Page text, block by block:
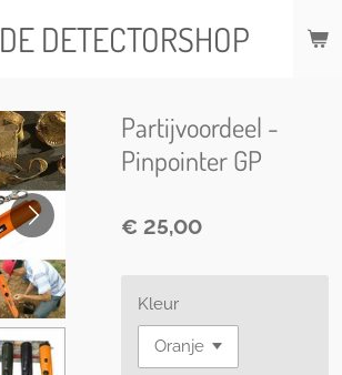
DE DETECTORSHOP
Partijvoordeel -
Pinpointer GP
€ 25,00
Kleur